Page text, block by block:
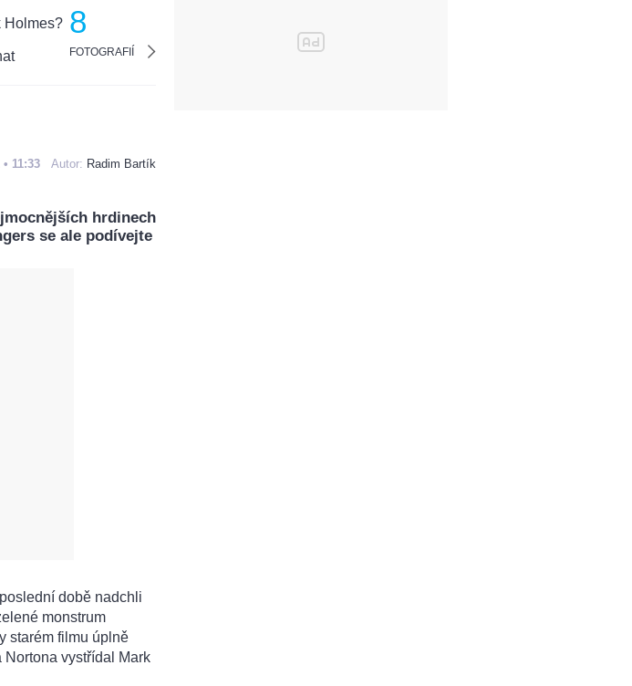
8
FOTOGRAFIÍ
11:33 Autor: Radim Bartík
hrdinech
se ale podívejte
době nadchli
monstrum
starém filmu úplně
Nortona vystřídal Mark